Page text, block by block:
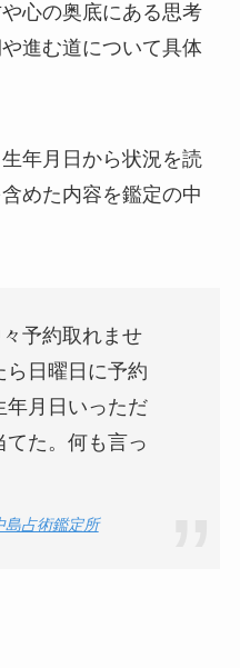
心の奥底にある思考
進む道について具体
年月日から状況を読
めた内容を鑑定の中
予約取れませ
ら日曜日に予約
年月日いっただ
てた。何も言っ
占術鑑定所